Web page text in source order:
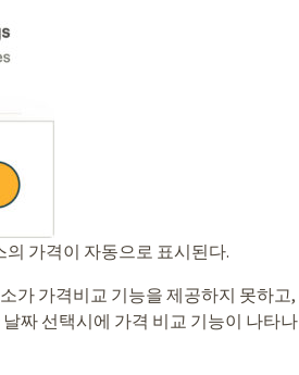
가격이 자동으로 표시된다.
가 가격비교 기능을 제공하지 못하고,
짜 선택시에 가격 비교 기능이 나타나